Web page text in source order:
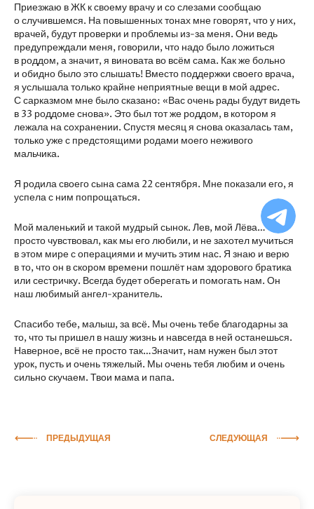
Приезжаю в ЖК к своему врачу и со слезами сообщаю
о случившемся. На повышенных тонах мне говорят, что у них,
врачей, будут проверки и проблемы из-за меня. Они ведь
предупреждали меня, говорили, что надо было ложиться
в роддом, а значит, я виновата во всём сама. Как же больно
и обидно было это слышать! Вместо поддержки своего врача,
я услышала только крайне неприятные вещи в мой адрес.
С сарказмом мне было сказано: «Вас очень рады будут видеть
в 33 роддоме снова». Это был тот же роддом, в котором я
лежала на сохранении. Спустя месяц я снова оказалась там,
только уже с предстоящими родами моего неживого
мальчика.
Я родила своего сына сама 22 сентября. Мне показали его, я
успела с ним попрощаться.
Мой маленький и такой мудрый сынок. Лев, мой Лёва… Он
просто чувствовал, как мы его любили, и не захотел мучиться
в этом мире с операциями и мучить этим нас. Я знаю и верю
в то, что он в скором времени пошлёт нам здорового братика
или сестричку. Всегда будет оберегать и помогать нам. Он
наш любимый ангел-хранитель.
Спасибо тебе, малыш, за всё. Мы очень тебе благодарны за
то, что ты пришел в нашу жизнь и навсегда в ней останешься.
Наверное, всё не просто так…Значит, нам нужен был этот
урок, пусть и очень тяжелый. Мы очень тебя любим и очень
сильно скучаем. Твои мама и папа.
ПРЕДЫДУЩАЯ СЛЕДУЮЩАЯ